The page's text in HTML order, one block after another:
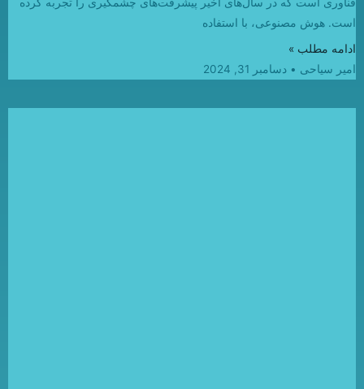
است. هوش مصنوعی، با استفاده
ادامه مطلب »
امیر سیاحی
دسامبر 31, 2024